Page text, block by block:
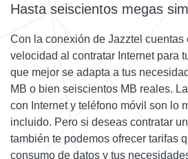
Hasta seiscientos megas
Con la conexión de Jazztel cuentas
velocidad al contratar Internet para
que mejor se adapta a tus
MB o bien seiscientos MB reales.
con Internet y teléfono móvil son lo
incluido. Pero si deseas contratar
también te podemos ofrecer tarifas
consumo de datos y tus